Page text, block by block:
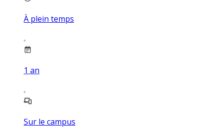
À plein temps
1 an
Sur le campus